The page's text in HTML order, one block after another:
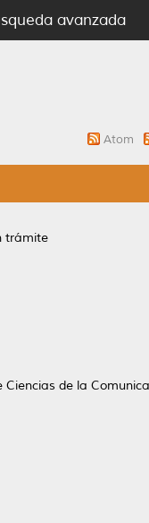
avanzada
Atom
trámite
de la